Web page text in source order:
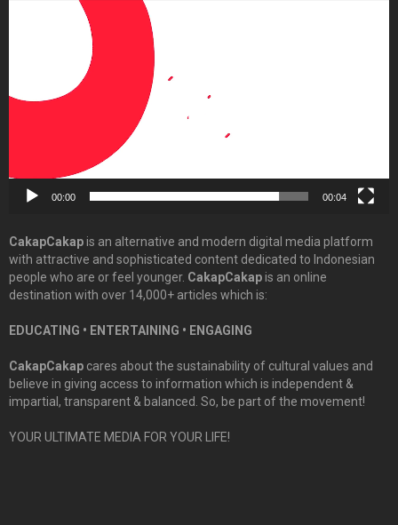
00:00 00:04
CakapCakapis an alternative and modern digital media platform
with attractive and sophisticated content dedicated to Indonesian
people who are or feel younger. CakapCakapis an online
destination with over 14,000+ articles which is:
EDUCATING • ENTERTAINING • ENGAGING
CakapCakap cares about the sustainability of cultural values and
believe in giving access to information which is independent &
impartial, transparent & balanced. So, be part of the movement!
YOUR ULTIMATE MEDIA FOR YOUR LIFE!